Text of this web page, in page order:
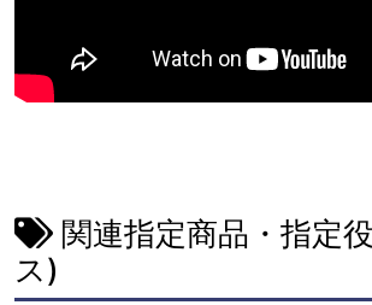
関連指定商品・指定
ス)